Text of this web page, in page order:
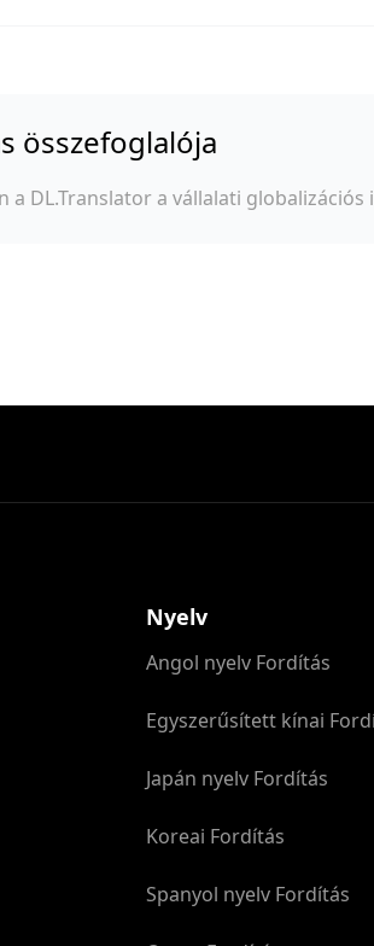
összefoglalója
a DL.Translator a vállalati
Nyelv
Angol nyelv Fordítás
Egyszerűsített kínai
Japán nyelv Fordítás
Koreai Fordítás
Spanyol nyelv Fordítás